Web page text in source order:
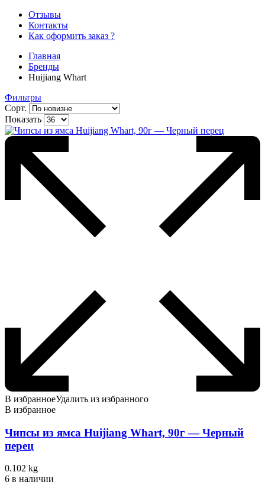
Отзывы
Контакты
Как оформить заказ ?
Главная
Бренды
Huijiang Whart
Фильтры
Сорт.
Показать
В избранноеУдалить из избранного
В избранное
Чипсы из ямса Huijiang Whart, 90г — Черный
перец
0.102 kg
6 в наличии